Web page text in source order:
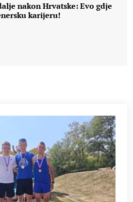
nakon Hrvatske: Evo gdje
karijeru!